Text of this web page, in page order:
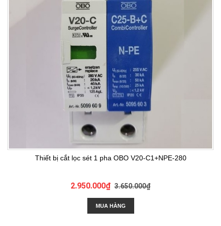
Thiết bị cắt lọc sét 1 pha OBO V20-C1+NPE-280
2.950.000₫ 3.650.000₫
MUA HÀNG